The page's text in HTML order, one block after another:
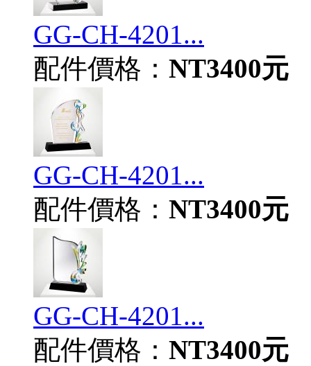
GG-CH-4201...
配件價格： NT3400元
GG-CH-4201...
配件價格： NT3400元
GG-CH-4201...
配件價格： NT3400元